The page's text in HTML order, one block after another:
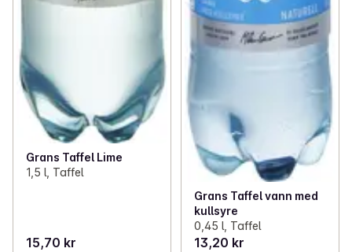
Grans Taffel Lime
1,5 l, Taffel
15,70 kr
Grans Taffel vann med
kullsyre
0,45 l, Taffel
13,20 kr